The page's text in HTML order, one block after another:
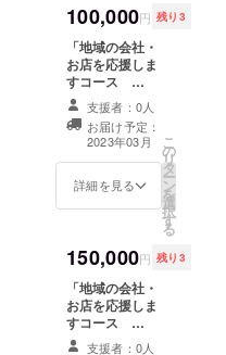
をお伝えいたし
ます。 ・希望さ
れる方は後日メ
ンバーが表敬訪
問に伺います。
※スタッフが同伴
いたします。日
程によっては全
メンバーで伺え
ます。 ※表敬訪
問の際の交通
れます。
ングル（カラオ
ケ含む全6曲予
定）30枚 ・メン
バーの集合チェ
キ（サイン＆宛
名付、備考欄に
ご希望の宛名を
記載してくださ
い）1枚
100,000円 残り3
「地域の会社・
お店を応援しま
すコース
C」 ・メン
バーからのお礼
コメント＆サイ
ンが入ったA4
メッセージカー
ド（全支援者共
片面カラー、1枚
定のデビューシ
ングル（カラオ
ケ含む全6曲予
定）1枚 ・希望
のメンバーの
チェキ（サイン
支援者：0人
お届け予定：
2023年03月
詳細を見る
こ
の
リ
タ
ー
ン
を
選
択
す
る
150,000円 残り3
「地域の会社・
お店を応援しま
すコース
B」 ・メン
支援者：0人